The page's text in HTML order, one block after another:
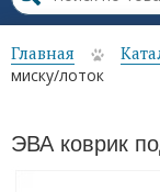
Главная
миску/лоток
ЭВА коврик